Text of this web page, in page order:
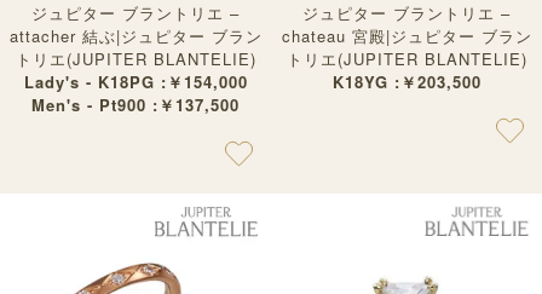
ジュピター ブラントリエ –
attacher 結ぶ|ジュピター ブラン
トリエ(JUPITER BLANTELIE)
Lady's - K18PG :￥154,000
Men's - Pt900 :￥137,500
ジュピター ブラントリエ –
chateau 宮殿|ジュピター ブラン
トリエ(JUPITER BLANTELIE)
K18YG :￥203,500